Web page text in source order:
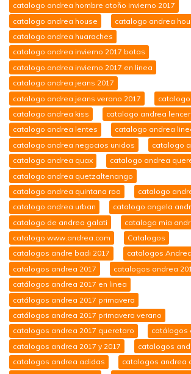
catalogo andrea hombre otoño invierno 2017
catalogo andrea house
catalogo andrea
catalogo andrea huaraches
catalogo andrea invierno 2017 botas
catalogo andrea invierno 2017 en linea
catalogo andrea jeans 2017
catalogo andrea jeans verano 2017
catalogo andrea kiss
catalogo andrea
catalogo andrea lentes
catalogo andrea
catalogo andrea negocios unidos
catalogo
catalogo andrea quax
catalogo andrea
catalogo andrea quetzaltenango
catalogo andrea quintana roo
catalogo
catalogo andrea urban
catalogo angela
catalogo de andrea galati
catalogo mia
catalogo www.andrea.com
Catalogos
catalogos andre badi 2017
catalogos Andrea
catalogos andrea 2017
catalogos andrea
catálogos andrea 2017 en linea
catálogos andrea 2017 primavera
catálogos andrea 2017 primavera verano
catalogos andrea 2017 queretaro
catálogos
catalogos andrea 2017 y 2017
catalogos
catalogos andrea adidas
catalogos andrea